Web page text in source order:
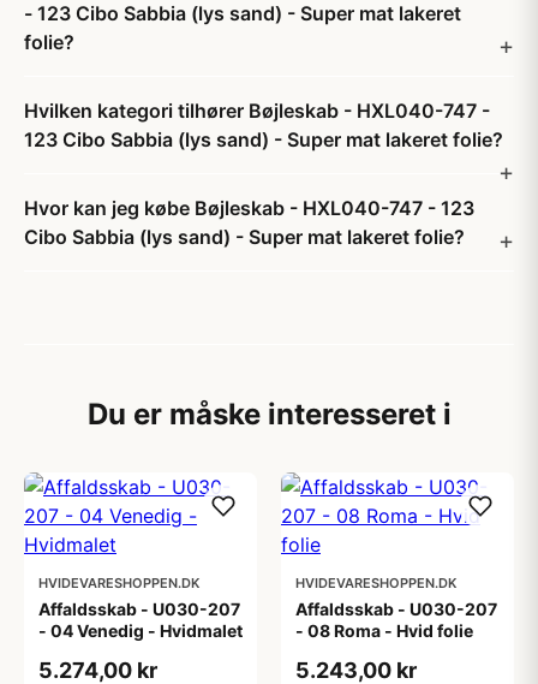
- 123 Cibo Sabbia (lys sand) - Super mat lakeret
folie?
Hvilken kategori tilhører Bøjleskab - HXL040-747 -
123 Cibo Sabbia (lys sand) - Super mat lakeret folie?
Hvor kan jeg købe Bøjleskab - HXL040-747 - 123
Cibo Sabbia (lys sand) - Super mat lakeret folie?
Du er måske interesseret i
HVIDEVARESHOPPEN.DK
Affaldsskab - U030-207
- 04 Venedig - Hvidmalet
5.274,00 kr
HVIDEVARESHOPPEN.DK
Affaldsskab - U030-207
- 08 Roma - Hvid folie
5.243,00 kr